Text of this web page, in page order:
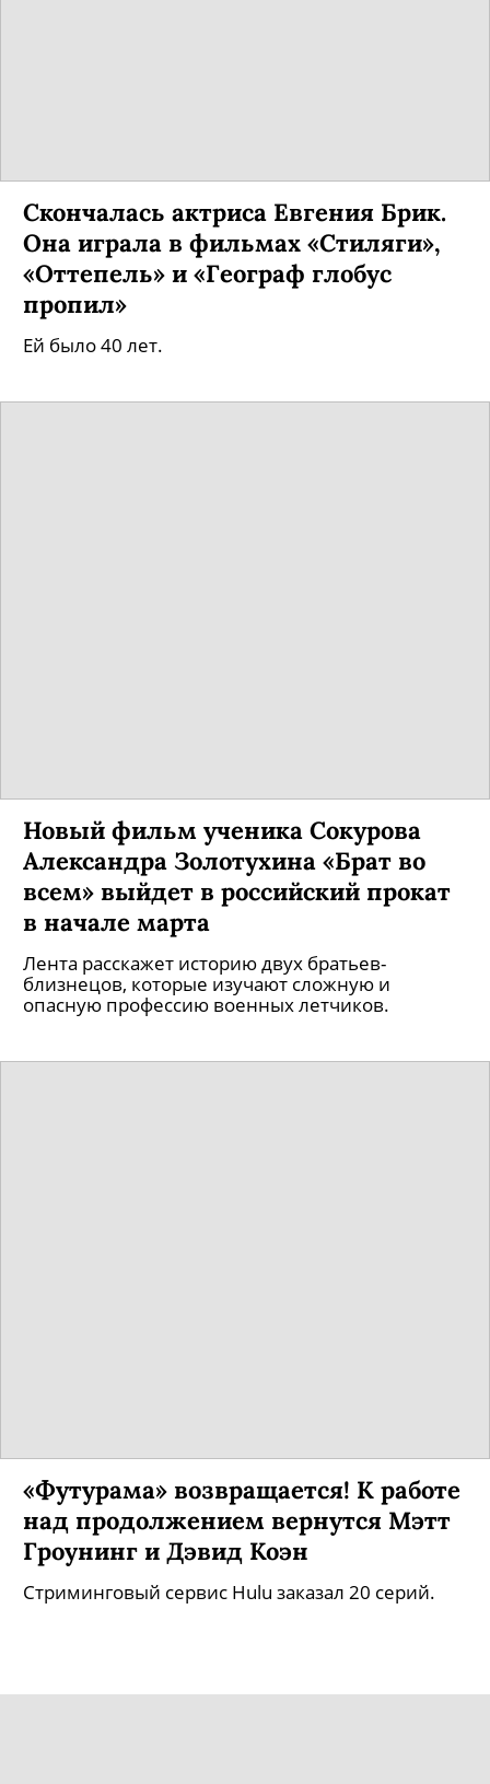
Скончалась актриса Евгения Брик.
Она играла в фильмах «Стиляги»,
«Оттепель» и «Географ глобус
пропил»
Новый фильм ученика Сокурова
Александра Золотухина «Брат во
всем» выйдет в российский прокат
в начале марта
Лента расскажет историю двух братьев-
близнецов, которые изучают сложную и
«Футурама» возвращается! К работе
над продолжением вернутся Мэтт
Гроунинг и Дэвид Коэн